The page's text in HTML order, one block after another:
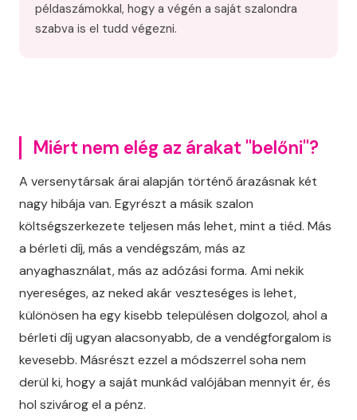
példaszámokkal, hogy a végén a saját szalondra
szabva is el tudd végezni.
Miért nem elég az árakat "belőni"?
A versenytársak árai alapján történő árazásnak két
nagy hibája van. Egyrészt a másik szalon
költségszerkezete teljesen más lehet, mint a tiéd. Más
a bérleti díj, más a vendégszám, más az
anyaghasználat, más az adózási forma. Ami nekik
nyereséges, az neked akár veszteséges is lehet,
különösen ha egy kisebb településen dolgozol, ahol a
bérleti díj ugyan alacsonyabb, de a vendégforgalom is
kevesebb. Másrészt ezzel a módszerrel soha nem
derül ki, hogy a saját munkád valójában mennyit ér, és
hol szivárog el a pénz.